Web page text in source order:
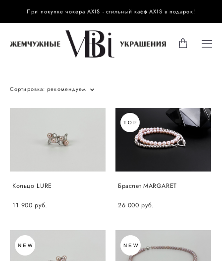
При покупке чокера AXIS - стильный кафф AXIS в подарок!
Сортировка: рекомендуем
Кольцо LURE
11 900 pуб.
TOP
Браслет MARGARET
26 000 pуб.
NEW NEW